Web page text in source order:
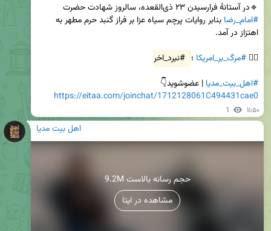
🔹در آستانهٔ فرارسیدن ۲۳ ذی‌القعده، سالروز شهادت حضرت
#امام_رضا
✊🏻 #مرگ_بر_امریکا ؛ #نبرد_اخر
#اهل_بیت_مدیا | عضوشوید👇
https://eitaa.com/joinchat/1712128061C494431cae0
1 ۱۱:۵۰
اهل بیت مدیا
9.2M حجم رسانه بالاست
مشاهده در ایتا